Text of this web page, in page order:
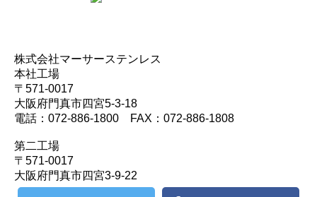
株式会社マーサーステンレス
本社工場
〒571-0017
大阪府門真市四宮5-3-18
電話：072-886-1800 FAX：072-886-1808
第二工場
〒571-0017
大阪府門真市四宮3-9-22